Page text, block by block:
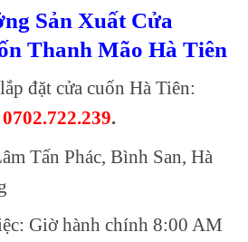
Sản Xuất Cửa
Thanh Mão Hà Tiên
đặt cửa cuốn Hà Tiên:
0702.722.239.
Tấn Phác, Bình San, Hà
Giờ hành chính 8:00 AM